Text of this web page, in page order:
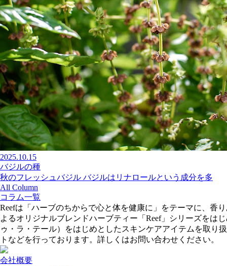
2025.10.15
バジルの種
秋のフレッシュバジル バジルはリナロールという成分を多
All Column
コラム一覧
Reefは「ハーブのちからで心と体を健康に」をテーマに、香
よるオリジナルブレンドハーブティー「Reef」シリーズをは
ゥ・ラ・テール）をはじめとしたスキンケアアイテムを取り
トなどを行っております。詳しくはお問い合わせください。
会社概要